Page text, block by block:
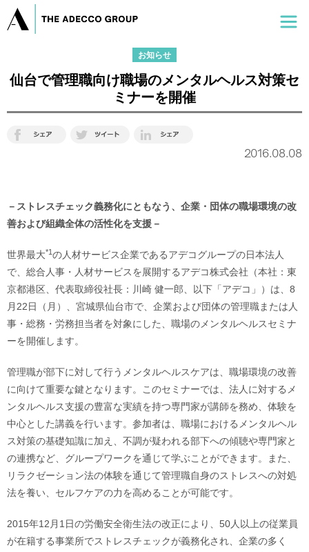
お知らせ
仙台で管理職向け職場のメンタルヘルス対策セ
ミナーを開催
2016.08.08
－ストレスチェック義務化にともなう、企業・団体の職場環境の改
善および組織全体の活性化を支援－
世界最大*1の人材サービス企業であるアデコグループの日本法人
で、総合人事・人材サービスを展開するアデコ株式会社（本社：東
京都港区、代表取締役社長：川崎 健一郎、以下「アデコ」）は、8
月22日（月）、宮城県仙台市で、企業および団体の管理職または人
事・総務・労務担当者を対象にした、職場のメンタルヘルスセミナ
ーを開催します。
管理職が部下に対して行うメンタルヘルスケアは、職場環境の改善
に向けて重要な鍵となります。このセミナーでは、法人に対するメ
ンタルヘルス支援の豊富な実績を持つ専門家が講師を務め、体験を
中心とした講義を行います。参加者は、職場におけるメンタルヘル
ス対策の基礎知識に加え、不調が疑われる部下への傾聴や専門家と
の連携など、グループワークを通じて学ぶことができます。また、
リラクゼーション法の体験を通じて管理職自身のストレスへの対処
法を養い、セルフケアの力を高めることが可能です。
2015年12月1日の労働安全衛生法の改正により、50人以上の従業員
が在籍する事業所でストレスチェックが義務化され、企業の多く